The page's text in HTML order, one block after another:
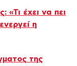
«Τι έχει να πει
η
της